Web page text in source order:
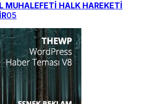
MUHALEFETİ HALK HAREKETİ
05